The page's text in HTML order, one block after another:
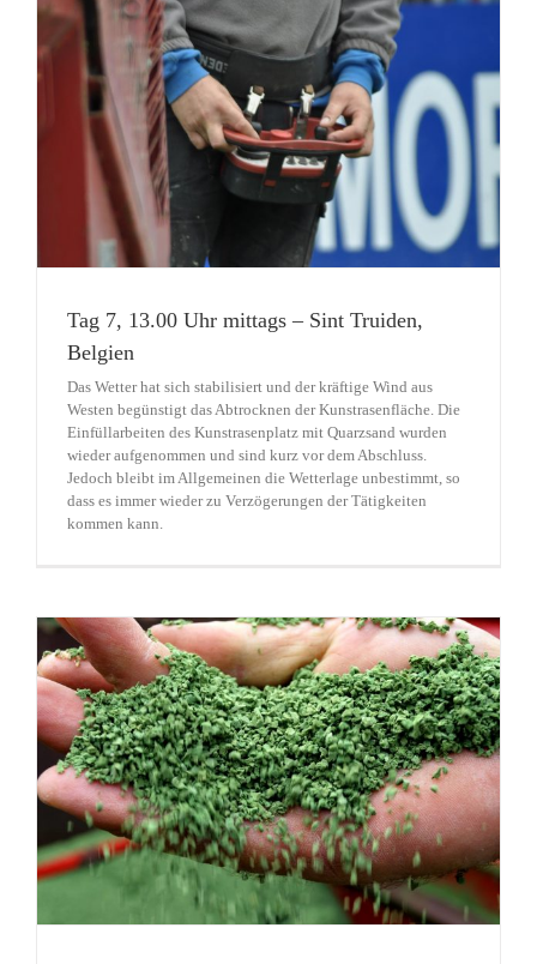
Tag 7, 13.00 Uhr mittags – Sint Truiden,
Belgien
Das Wetter hat sich stabilisiert und der kräftige Wind aus
Westen begünstigt das Abtrocknen der Kunstrasenfläche. Die
Einfüllarbeiten des Kunstrasenplatz mit Quarzsand wurden
wieder aufgenommen und sind kurz vor dem Abschluss.
Jedoch bleibt im Allgemeinen die Wetterlage unbestimmt, so
dass es immer wieder zu Verzögerungen der Tätigkeiten
kommen kann.